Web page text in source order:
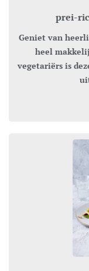
prei-
Geniet van heerlijk verwarmend en geurig comfort food,
heel
vegetariërs is